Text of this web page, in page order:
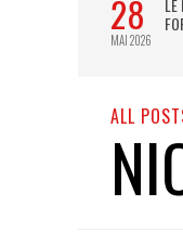
28
MAI 2026
LE
ALL